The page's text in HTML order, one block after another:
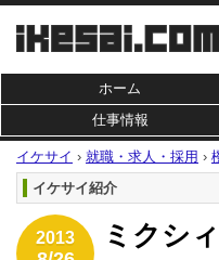
ホーム
仕事情報
イケサイ › 就職・求人・採用 ›
イケサイ紹介
2013
ミクシ